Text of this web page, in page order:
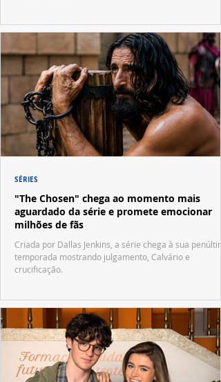
"The Chosen" chega ao momento mais
aguardado da série e promete emocionar
milhões de fãs
Criada por Dallas Jenkins, a série chega à sua
temporada mostrando julgamento, Calvário e
crucificação.
SÉRIES